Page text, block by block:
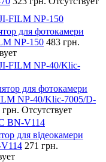
FILM NP-150
для фотокамери
NP-150 483 грн.
FILM NP-40/Klic-
для фотокамери
NP-40/Klic-7005/D-
грн. Отсутствует
BN-V114
для відеокамери
271 грн.